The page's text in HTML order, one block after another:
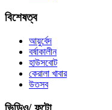
বিশেষত্ব
আয়ুর্বেদ
বর্ষাকালীন
হাউসবোট
কেরালা খাবার
উতসব